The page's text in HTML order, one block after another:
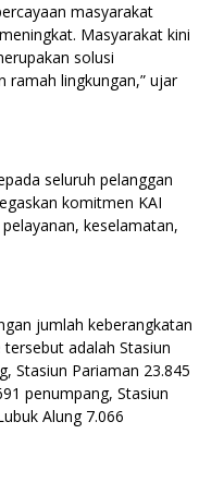
masyarakat
Masyarakat kini
solusi
ramah lingkungan,” ujar
seluruh pelanggan
komitmen KAI
keselamatan,
jumlah keberangkatan
adalah Stasiun
Stasiun Pariaman 23.845
penumpang, Stasiun
Alung 7.066